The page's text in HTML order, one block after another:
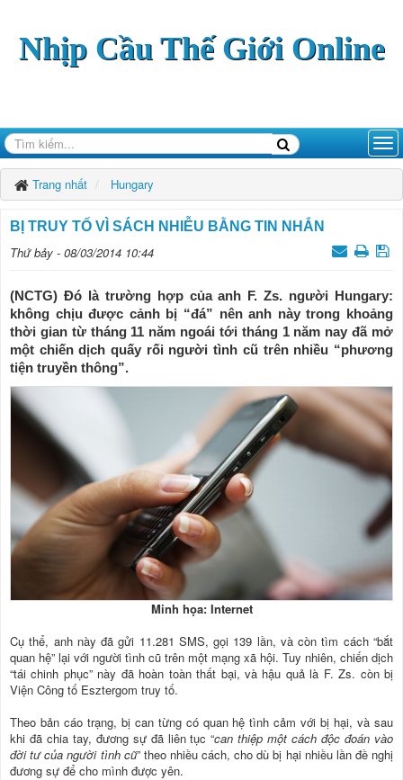
Nhịp Cầu Thế Giới Online
Trang nhất Hungary
BỊ TRUY TỐ VÌ SÁCH NHIỄU BẰNG TIN NHẮN
Thứ bảy - 08/03/2014 10:44
(NCTG) Đó là trường hợp của anh F. Zs. người Hungary:
không chịu được cảnh bị “đá” nên anh này trong khoảng
thời gian từ tháng 11 năm ngoái tới tháng 1 năm nay đã mở
một chiến dịch quấy rối người tình cũ trên nhiều “phương
tiện truyền thông”.
Minh họa: Internet
Cụ thể, anh này đã gửi 11.281 SMS, gọi 139 lần, và còn tìm cách “bắt
quan hệ” lại với người tình cũ trên một mạng xã hội. Tuy nhiên, chiến dịch
“tái chinh phục” này đã hoàn toàn thất bại, và hậu quả là F. Zs. còn bị
Viện Công tố Esztergom truy tố.
Theo bản cáo trạng, bị can từng có quan hệ tình cảm với bị hại, và sau
khi đã chia tay, đương sự đã liên tục “can thiệp một cách độc đoán vào
đời tư của người tình cũ” theo nhiều cách, cho dù bị hại nhiều lần đề nghị
đương sự để cho mình được yên.